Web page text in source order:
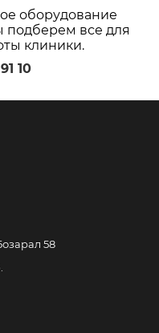
оборудование
подберем все для
клиники.
10
58